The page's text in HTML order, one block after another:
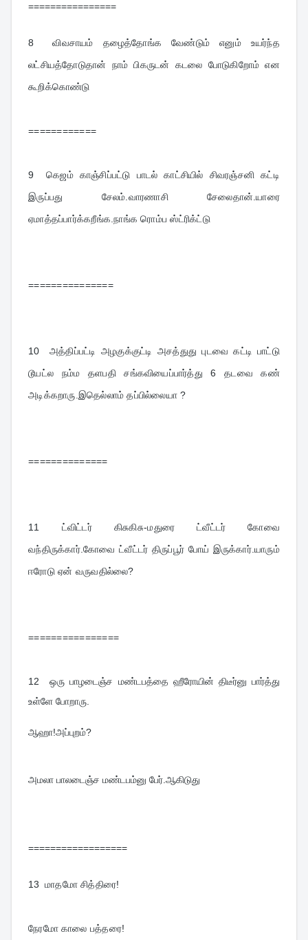
================
8 விவசாயம் தழைத்தோங்க வேண்டும் எனும் உயர்ந்த
லட்சியத்தோடுதான் நாம் பிகருடன் கடலை போடுகிறோம் என
கூறிக்கொண்டு
============
9 கெஜம் காஞ்சிப்பட்டு பாடல் காட்சியில் சிவரஞ்சனி கட்டி
இருப்பது சேலம்.வாரணாசி சேலைதான்.யாரை
ஏமாத்தப்பார்க்கறீங்க.நாங்க ரொம்ப ஸ்ட்ரிக்ட்டு
===============
10 அத்திப்பட்டி அழகுக்குட்டி அசத்துது புடவை கட்டி பாட்டு
டூயட்ல நம்ம தளபதி சங்கவியைப்பார்த்து 6 தடவை கண்
அடிக்கறாரு.இதெல்லாம் தப்பில்லையா ?
==============
11 ட்விட்டர் கிசுகிசு-மதுரை ட்வீட்டர் கோவை
வந்திருக்கார்.கோவை ட்வீட்டர் திருப்பூர் போய் இருக்கார்.யாரும்
ஈரோடு ஏன் வருவதில்லை?
================
12 ஒரு பாழடைஞ்ச மண்டபத்தை ஹீரோயின் திடீர்னு பார்த்து
உள்ளே போறாரு.
ஆஹா!அப்புறம்?
அமலா பாலடைஞ்ச மண்டபம்னு பேர்.ஆகிடுது
==================
13 மாதமோ சித்திரை!
நேரமோ காலை பத்தரை!